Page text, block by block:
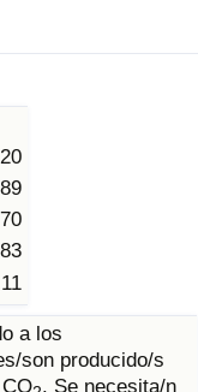
a los
son producido/s
. Se necesita/n